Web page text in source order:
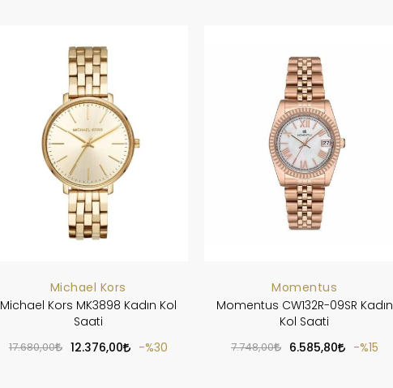
Michael Kors
Michael Kors MK3898 Kadın Kol
Saati
17.680,00 12.376,00 %30
Momentus
Momentus CW132R-09SR Kadın
Kol Saati
7.748,00 6.585,80 %15